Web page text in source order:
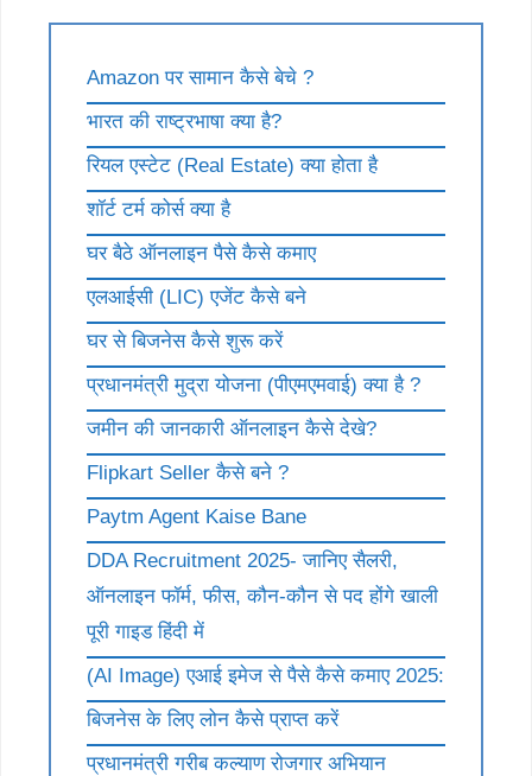
Amazon पर सामान कैसे बेचे ?
भारत की राष्ट्रभाषा क्या है?
रियल एस्टेट (Real Estate) क्या होता है
शॉर्ट टर्म कोर्स क्या है
घर बैठे ऑनलाइन पैसे कैसे कमाए
एलआईसी (LIC) एजेंट कैसे बने
घर से बिजनेस कैसे शुरू करें
प्रधानमंत्री मुद्रा योजना (पीएमएमवाई) क्या है ?
जमीन की जानकारी ऑनलाइन कैसे देखे?
Flipkart Seller कैसे बने ?
Paytm Agent Kaise Bane
DDA Recruitment 2025- जानिए सैलरी,
ऑनलाइन फॉर्म, फीस, कौन-कौन से पद होंगे खाली
पूरी गाइड हिंदी में
(AI Image) एआई इमेज से पैसे कैसे कमाए 2025:
बिजनेस के लिए लोन कैसे प्राप्त करें
प्रधानमंत्री गरीब कल्याण रोजगार अभियान